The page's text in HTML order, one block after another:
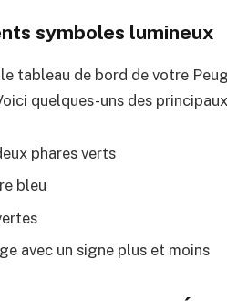
symboles lumineux
tableau de bord de votre
quelques-uns des
phares verts
bleu
avec un signe plus et moins